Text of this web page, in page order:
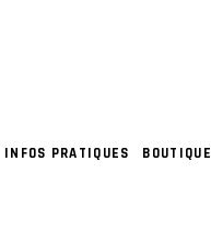
INFOS PRATIQUES BOUTIQUE